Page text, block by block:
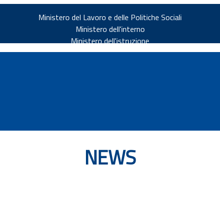
Ministero del Lavoro e delle Politiche Sociali
Ministero dell'interno
Ministero dell'istruzione
NEWS